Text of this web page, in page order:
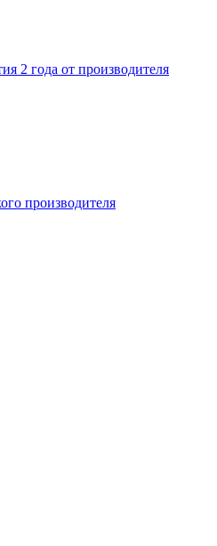
2 года от производителя
производителя